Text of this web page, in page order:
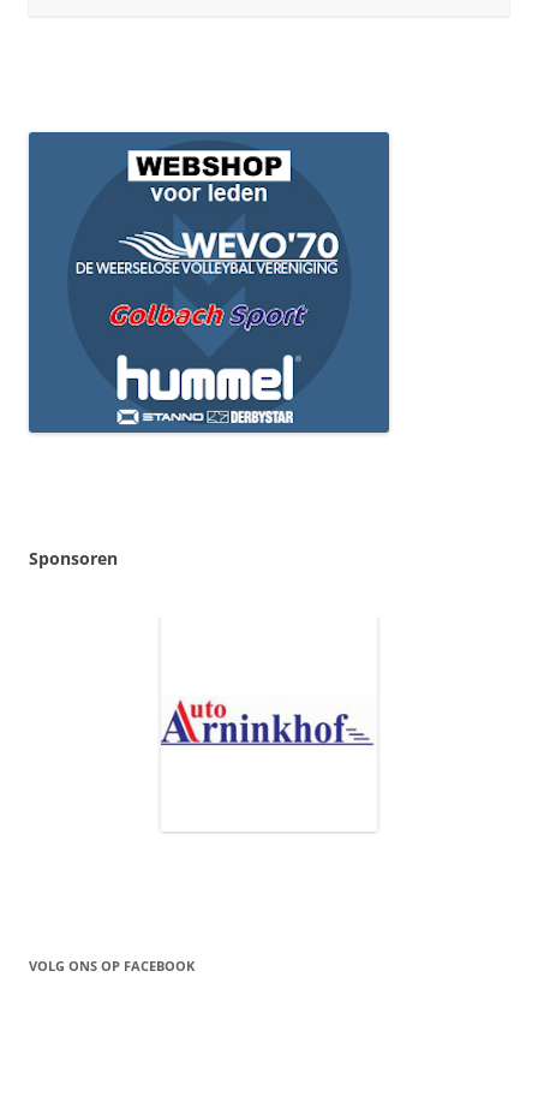
Sponsoren
VOLG ONS OP FACEBOOK